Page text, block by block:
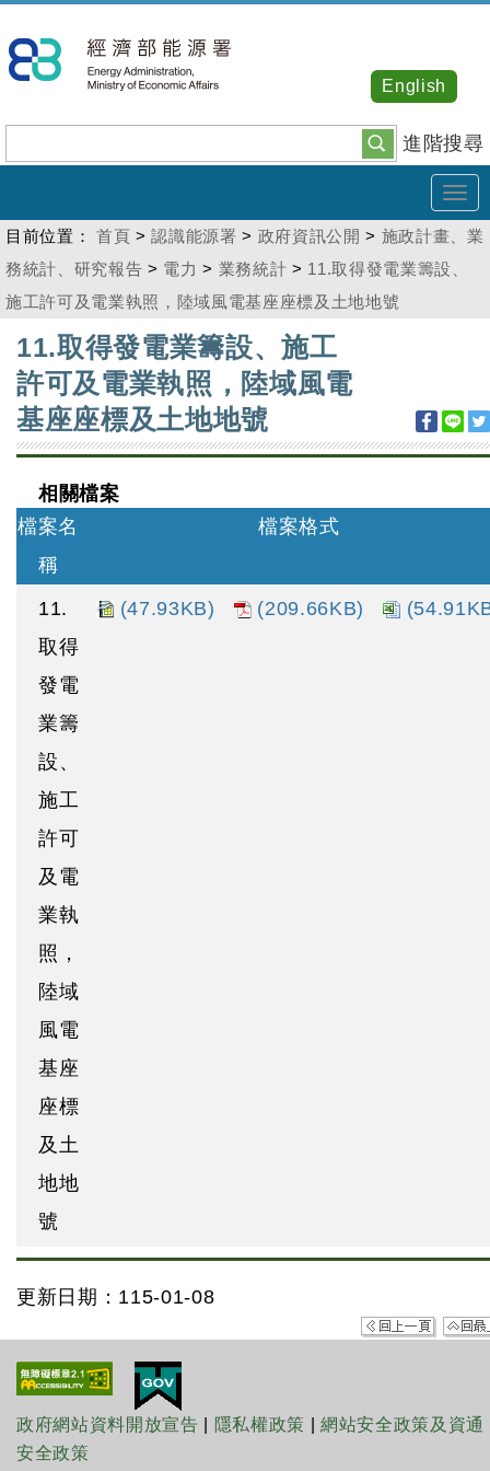
到
主
內
容
進階搜尋
English
目前位置： 首頁 >認識能源署 > 政府資訊公開 > 施政計畫、業
務統計、研究報告 > 電力 > 業務統計 > 11.取得發電業籌設、
施工許可及電業執照，陸域風電基座座標及土地地號
11.取得發電業籌設、施工
許可及電業執照，陸域風電
基座座標及土地地號
相關檔案
檔案名
稱
檔案格式
11.
取得
發電
業籌
設、
施工
許可
及電
業執
照，
陸域
風電
基座
座標
及土
地地
號
(47.93KB) (209.66KB)
更新日期：115-01-08
政府網站資料開放宣告 隱私權政策 |網站安全政策及資通
安全政策